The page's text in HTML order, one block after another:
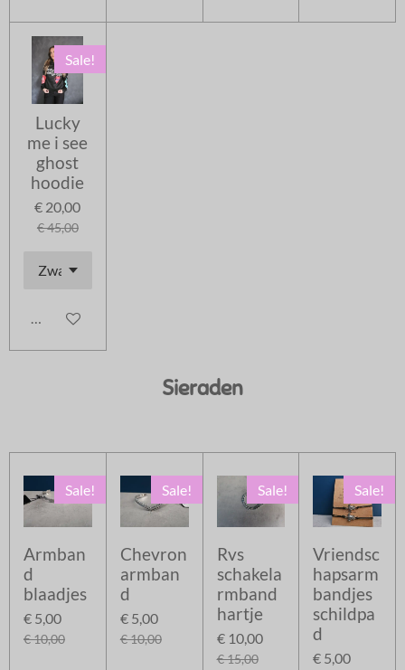
Sale!
Lucky
me i see
ghost
hoodie
€ 20,00
€ 45,00
In winkelwagen
Sieraden
Sale!
Armban
d
blaadjes
€ 5,00
€ 10,00
Sale!
Chevron
armban
d
€ 5,00
€ 10,00
Sale!
Rvs
schakela
rmband
hartje
€ 10,00
€ 15,00
Sale!
Vriendsc
hapsarm
bandjes
schildpa
d
€ 5,00